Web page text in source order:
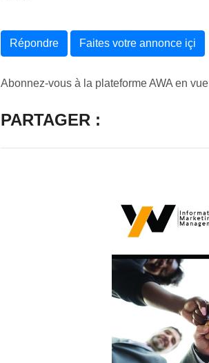
Répondre Faites votre annonce içi
Abonnez-vous à la plateforme AWA en
PARTAGER :